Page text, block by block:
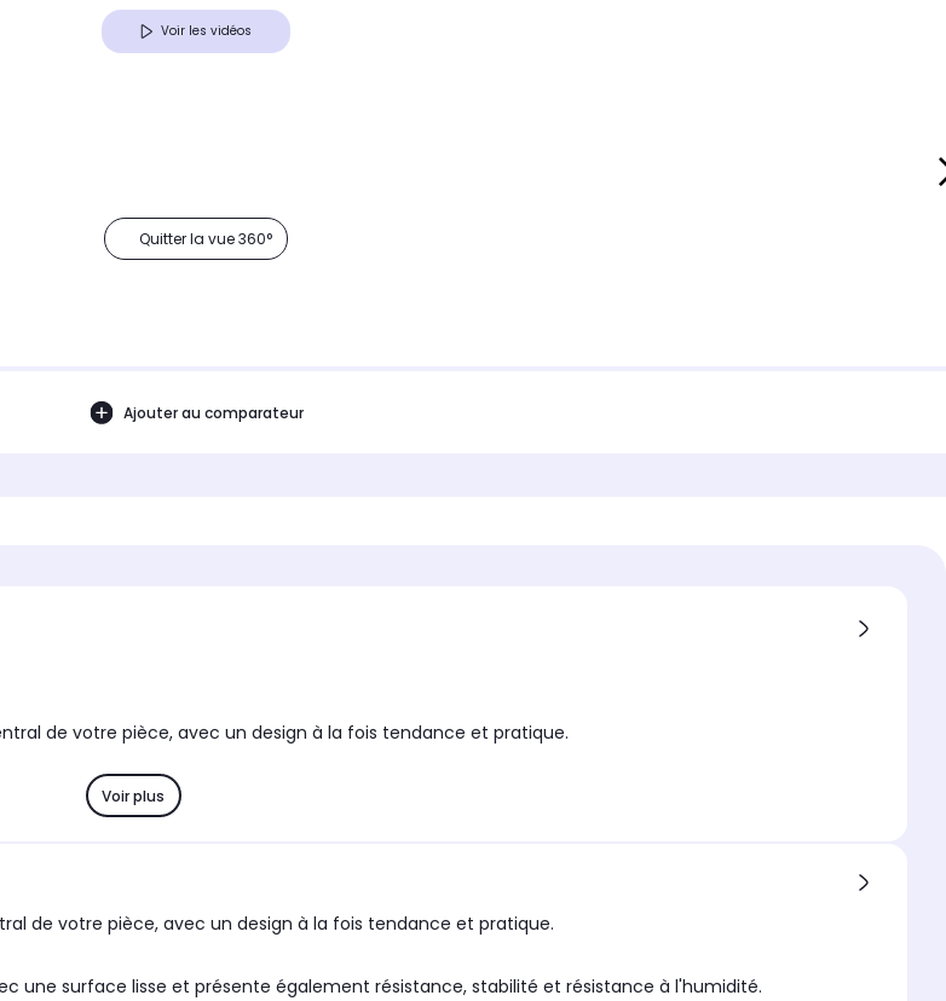
Voir les vidéos
Quitter la vue 360°
Ajouter au comparateur
de votre pièce, avec un design à la fois tendance et pratique.
Voir plus
de votre pièce, avec un design à la fois tendance et pratique.
une surface lisse et présente également résistance, stabilité et résistance à l'humidité.